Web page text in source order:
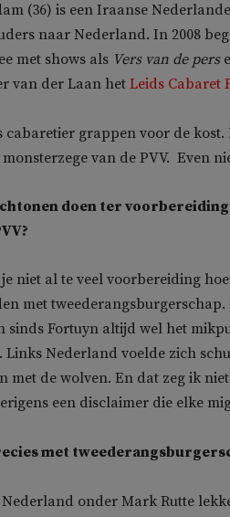
(36) is een Iraanse
naar Nederland. In 2008
met shows als Vers van de pers
van der Laan het Leids Cabaret
cabaretier grappen voor de
van de PVV. Even
doen ter
je niet al te veel voorbereiding
met tweederangsburgerschap.
sinds Fortuyn altijd wel het
Links Nederland voelde zich
met de wolven. En dat zeg ik
een disclaimer die elke
met
Nederland onder Mark Rutte